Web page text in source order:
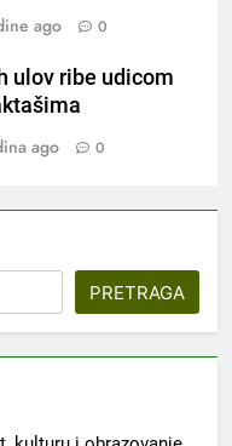
ago 0
ulov ribe udicom
ago 0
PRETRAGA